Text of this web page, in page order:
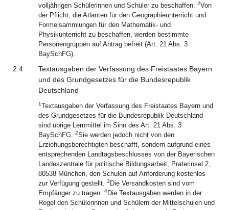
volljährigen Schülerinnen und Schüler zu beschaffen. 2Von
der Pflicht, die Atlanten für den Geographieunterricht und
Formelsammlungen für den Mathematik- und
Physikunterricht zu beschaffen, werden bestimmte
Personengruppen auf Antrag befreit (Art. 21 Abs. 3
BaySchFG).
2.4
Textausgaben der Verfassung des Freistaates Bayern
und des Grundgesetzes für die Bundesrepublik
Deutschland
1Textausgaben der Verfassung des Freistaates Bayern und
des Grundgesetzes für die Bundesrepublik Deutschland
sind übrige Lernmittel im Sinn des Art. 21 Abs. 3
BaySchFG. 2Sie werden jedoch nicht von den
Erziehungsberechtigten beschafft, sondern aufgrund eines
entsprechenden Landtagsbeschlusses von der Bayerischen
Landeszentrale für politische Bildungsarbeit, Praterinsel 2,
80538 München, den Schulen auf Anforderung kostenlos
zur Verfügung gestellt. 3 Die Versandkosten sind vom
Empfänger zu tragen. 4Die Textausgaben werden in der
Regel den Schülerinnen und Schülern der Mittelschulen und